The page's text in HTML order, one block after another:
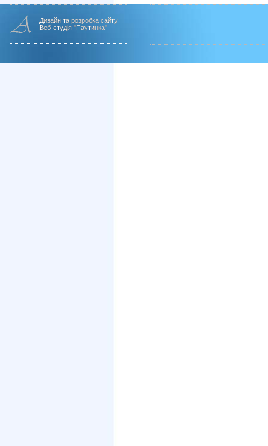
Дизайн та розробка сайту
Веб-студія "Паутинка"